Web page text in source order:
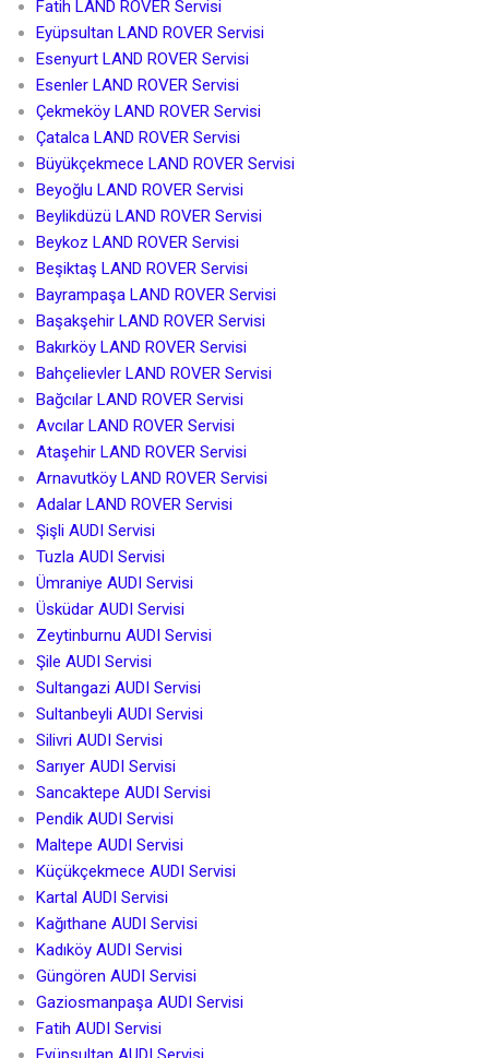
Fatih LAND ROVER Servisi
Eyüpsultan LAND ROVER Servisi
Esenyurt LAND ROVER Servisi
Esenler LAND ROVER Servisi
Çekmeköy LAND ROVER Servisi
Çatalca LAND ROVER Servisi
Büyükçekmece LAND ROVER Servisi
Beyoğlu LAND ROVER Servisi
Beylikdüzü LAND ROVER Servisi
Beykoz LAND ROVER Servisi
Beşiktaş LAND ROVER Servisi
Bayrampaşa LAND ROVER Servisi
Başakşehir LAND ROVER Servisi
Bakırköy LAND ROVER Servisi
Bahçelievler LAND ROVER Servisi
Bağcılar LAND ROVER Servisi
Avcılar LAND ROVER Servisi
Ataşehir LAND ROVER Servisi
Arnavutköy LAND ROVER Servisi
Adalar LAND ROVER Servisi
Şişli AUDI Servisi
Tuzla AUDI Servisi
Ümraniye AUDI Servisi
Üsküdar AUDI Servisi
Zeytinburnu AUDI Servisi
Şile AUDI Servisi
Sultangazi AUDI Servisi
Sultanbeyli AUDI Servisi
Silivri AUDI Servisi
Sarıyer AUDI Servisi
Sancaktepe AUDI Servisi
Pendik AUDI Servisi
Maltepe AUDI Servisi
Küçükçekmece AUDI Servisi
Kartal AUDI Servisi
Kağıthane AUDI Servisi
Kadıköy AUDI Servisi
Güngören AUDI Servisi
Gaziosmanpaşa AUDI Servisi
Fatih AUDI Servisi